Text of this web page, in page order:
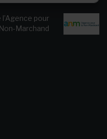
l’Agence pour
Marchand